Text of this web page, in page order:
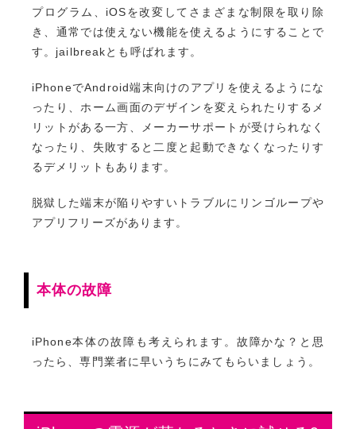
プログラム、iOSを改変してさまざまな制限を取り除
き、通常では使えない機能を使えるようにすることで
す。jailbreakとも呼ばれます。
iPhoneでAndroid端末向けのアプリを使えるようにな
ったり、ホーム画面のデザインを変えられたりするメ
リットがある一方、メーカーサポートが受けられなく
なったり、失敗すると二度と起動できなくなったりす
るデメリットもあります。
脱獄した端末が陥りやすいトラブルにリンゴループや
アプリフリーズがあります。
本体の故障
iPhone本体の故障も考えられます。故障かな？と思
ったら、専門業者に早いうちにみてもらいましょう。